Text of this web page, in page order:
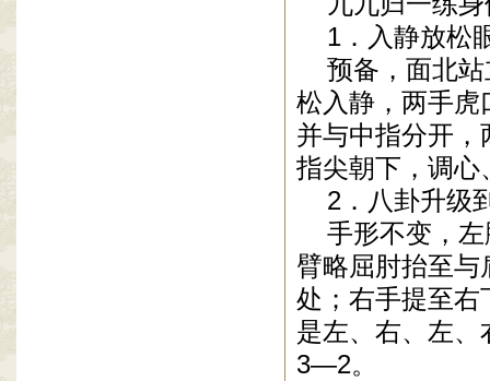
1．入静放松
预备，面北站
松入静，两手虎
并与中指分开
指尖朝下，调
2．八卦升级
手形不变，左
臂略屈肘抬至
处；右手提至右
是左、右、左
3—2。